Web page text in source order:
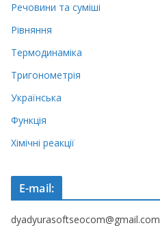
Речовини та суміші
Рівняння
Термодинаміка
Тригонометрія
Українська
Функція
Хімічні реакції
E-mail:
dyadyurasoftseocom@gmail.com